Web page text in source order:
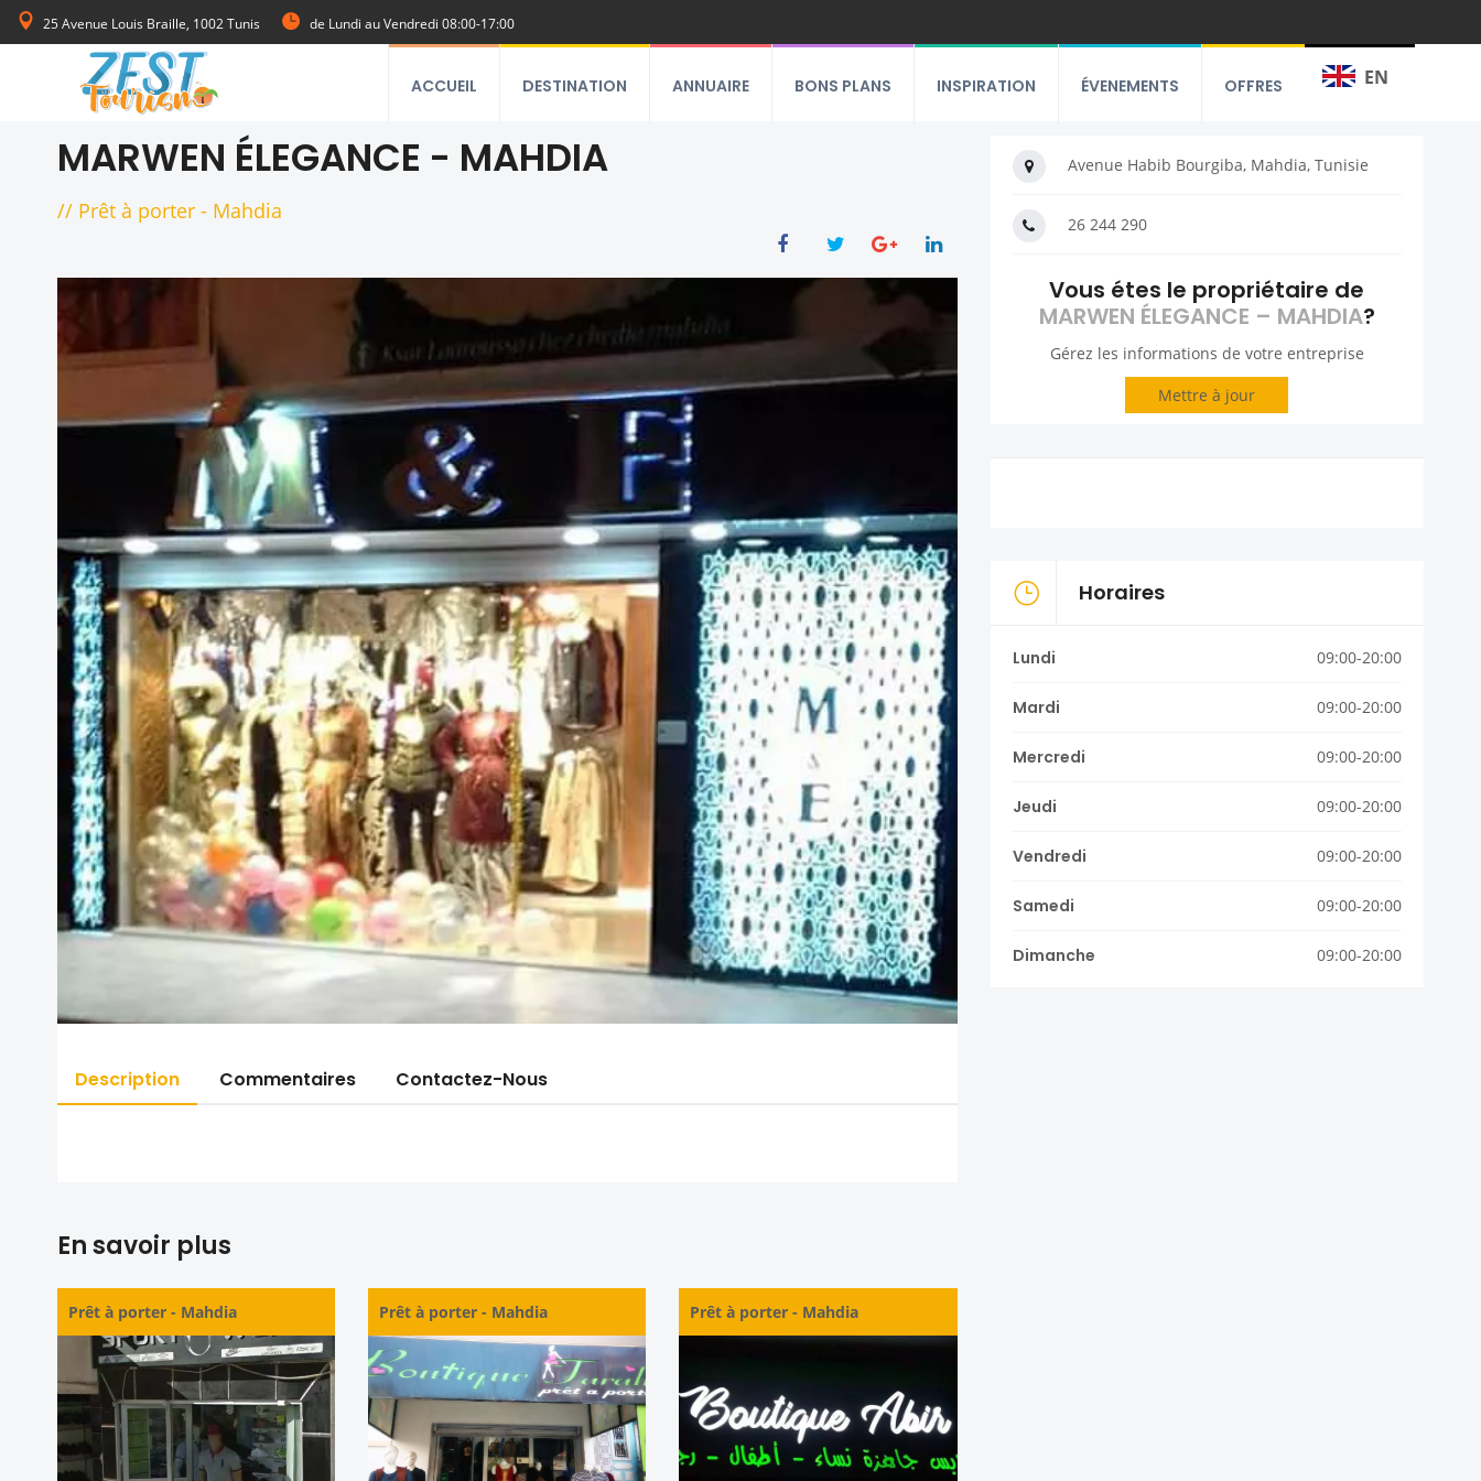
25 Avenue Louis Braille, 1002 Tunis de Lundi au Vendredi 08:00-17:00
ACCUEIL DESTINATION ANNUAIRE BONS PLANS INSPIRATION ÉVENEMENTS OFFRES EN
MARWEN ÉLEGANCE - MAHDIA
// Prêt à porter - Mahdia
Description Commentaires Contactez-Nous
En savoir plus
Prêt à porter - Mahdia Prêt à porter - Mahdia Prêt à porter - Mahdia
Avenue Habib Bourgiba, Mahdia, Tunisie
26 244 290
Vous étes le propriétaire de
MARWEN ÉLEGANCE – MAHDIA?
Gérez les informations de votre entreprise
Mettre à jour
Horaires
Lundi 09:00-20:00
Mardi 09:00-20:00
Mercredi 09:00-20:00
Jeudi 09:00-20:00
Vendredi 09:00-20:00
Samedi 09:00-20:00
Dimanche 09:00-20:00